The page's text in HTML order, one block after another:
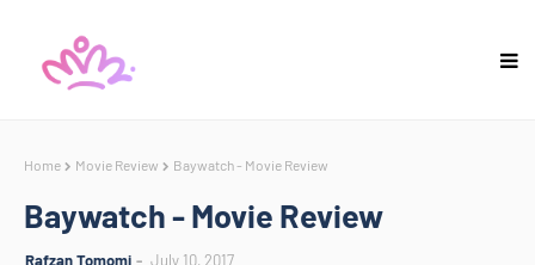
Home Movie Review Baywatch - Movie Review
Baywatch - Movie Review
Rafzan Tomomi July 10, 2017